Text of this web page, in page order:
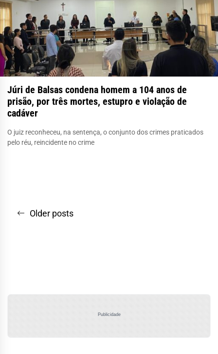
Júri de Balsas condena homem a 104 anos de
prisão, por três mortes, estupro e violação de
cadáver
O juiz reconheceu, na sentença, o conjunto dos crimes praticados
pelo réu, reincidente no crime
Navegação
Older posts
Publicidade